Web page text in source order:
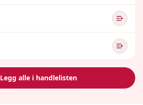
Legg alle i handlelisten